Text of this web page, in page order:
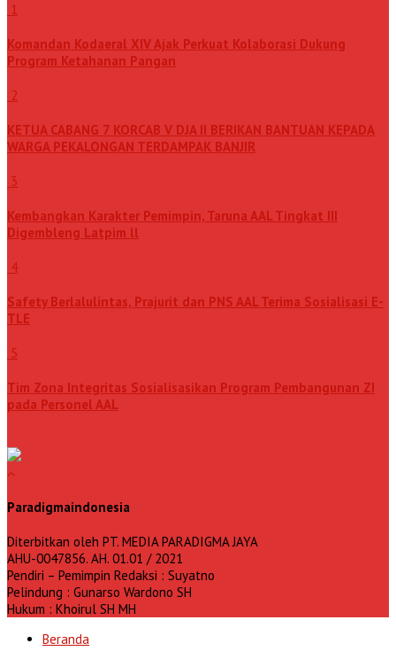
1
Komandan Kodaeral XIV Ajak Perkuat Kolaborasi Dukung
Program Ketahanan Pangan
2
KETUA CABANG 7 KORCAB V DJA II BERIKAN BANTUAN KEPADA
WARGA PEKALONGAN TERDAMPAK BANJIR
3
Kembangkan Karakter Pemimpin, Taruna AAL Tingkat III
Digembleng Latpim ll
4
Safety Berlalulintas, Prajurit dan PNS AAL Terima Sosialisasi E-
TLE
5
Tim Zona Integritas Sosialisasikan Program Pembangunan ZI
pada Personel AAL
Paradigmaindonesia
Diterbitkan oleh PT. MEDIA PARADIGMA JAYA
AHU-0047856. AH. 01.01 / 2021
Pendiri – Pemimpin Redaksi : Suyatno
Pelindung : Gunarso Wardono SH
Hukum : Khoirul SH MH
Beranda